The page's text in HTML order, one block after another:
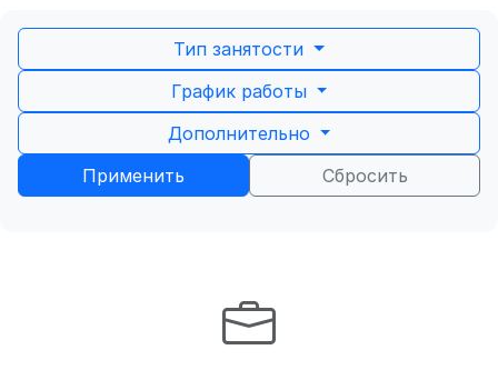
Тип занятости
График работы
Дополнительно
Применить
Сбросить